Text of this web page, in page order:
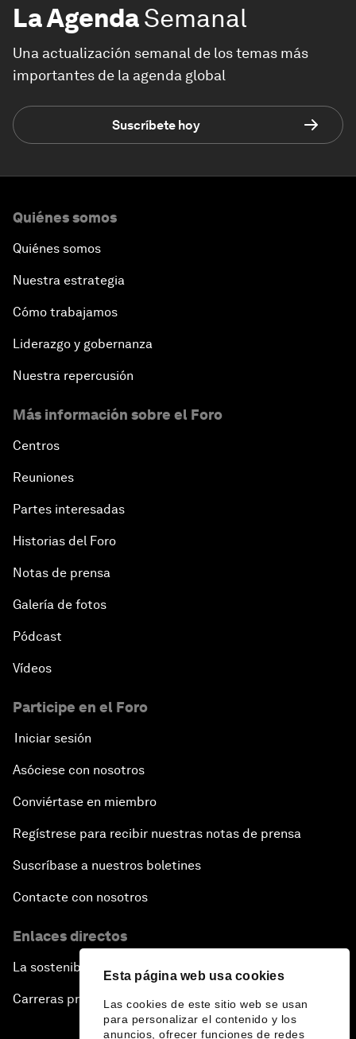
Esta página web usa cookies
Las cookies de este sitio web se usan
para personalizar el contenido y los
anuncios, ofrecer funciones de redes
La AgendaSemanal
Una actualización semanal de los temas más
importantes de la agenda global
Suscríbete hoy
Quiénes somos
Quiénes somos
Nuestra estrategia
Cómo trabajamos
Liderazgo y gobernanza
Nuestra repercusión
Más información sobre el Foro
Centros
Reuniones
Partes interesadas
Historias del Foro
Notas de prensa
Galería de fotos
Pódcast
Vídeos
Participe en el Foro
Iniciar sesión
Asóciese con nosotros
Conviértase en miembro
Regístrese para recibir nuestras notas de prensa
Suscríbase a nuestros boletines
Contacte con nosotros
Enlaces directos
La sostenibilidad en el Foro
Carreras profesionales